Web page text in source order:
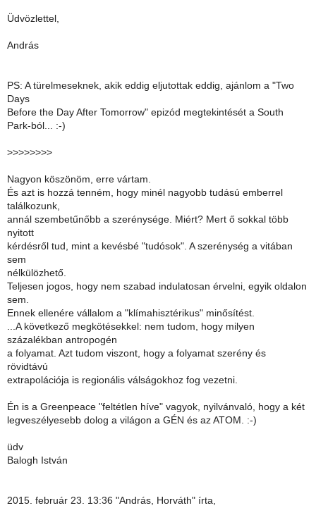
Üdvözlettel,
András
PS: A türelmeseknek, akik eddig eljutottak eddig, ajánlom a "Two
Days
Before the Day After Tomorrow" epizód megtekintését a South
Park-ból... :-)
>>>>>>>>
Nagyon köszönöm, erre vártam.
És azt is hozzá tenném, hogy minél nagyobb tudású emberrel
találkozunk,
annál szembetűnőbb a szerénysége. Miért? Mert ő sokkal több
nyitott
kérdésről tud, mint a kevésbé "tudósok". A szerénység a vitában
sem
nélkülözhető.
Teljesen jogos, hogy nem szabad indulatosan érvelni, egyik oldalon
sem.
Ennek ellenére vállalom a "klímahisztérikus" minősítést.
...A következő megkötésekkel: nem tudom, hogy milyen
százalékban antropogén
a folyamat. Azt tudom viszont, hogy a folyamat szerény és
rövidtávú
extrapolációja is regionális válságokhoz fog vezetni.
Én is a Greenpeace "feltétlen híve" vagyok, nyilvánvaló, hogy a két
legveszélyesebb dolog a világon a GÉN és az ATOM. :-)
üdv
Balogh István
2015. február 23. 13:36 "András, Horváth" írta,